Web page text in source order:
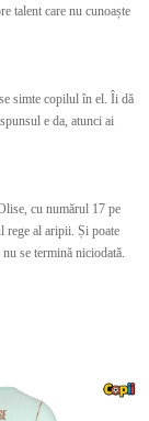
talent care nu cunoaște
simte copilul în el. Îi dă
e da, atunci ai
cu numărul 17 pe
rege al aripii. Și poate
se termină niciodată.